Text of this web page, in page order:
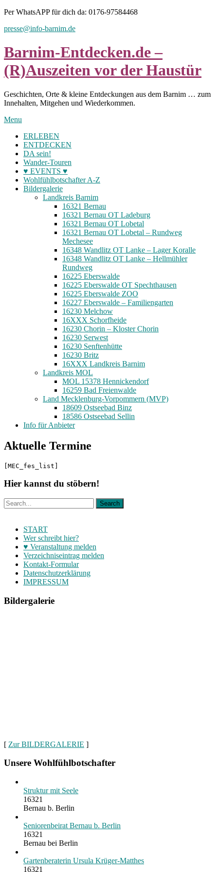
Skip
content
Per WhatsAPP für dich da: 0176-97584468
presse@info-barnim.de
Barnim-Entdecken.de –
(R)Auszeiten vor der Haustür
Geschichten, Orte & kleine Entdeckungen aus dem Barnim … zum
Innehalten, Mitgehen und Wiederkommen.
Menu
ERLEBEN
ENTDECKEN
DA sein!
Wander-Touren
♥ EVENTS ♥
Wohlfühlbotschafter A-Z
Bildergalerie
Landkreis Barnim
16321 Bernau
16321 Bernau OT Ladeburg
16321 Bernau OT Lobetal
16321 Bernau OT Lobetal – Rundweg
Mechesee
16348 Wandlitz OT Lanke – Lager Koralle
16348 Wandlitz OT Lanke – Hellmühler
Rundweg
16225 Eberswalde
16225 Eberswalde OT Spechthausen
16225 Eberswalde ZOO
16227 Eberswalde – Familiengarten
16230 Melchow
16XXX Schorfheide
16230 Chorin – Kloster Chorin
16230 Serwest
16230 Senftenhütte
16230 Britz
16XXX Landkreis Barnim
Landkreis MOL
MOL 15378 Hennickendorf
16259 Bad Freienwalde
Land Mecklenburg-Vorpommern (MVP)
18609 Ostseebad Binz
18586 Ostseebad Sellin
Info für Anbieter
Aktuelle Termine
[MEC_fes_list]
Hier kannst du stöbern!
START
Wer schreibt hier?
♥ Veranstaltung melden
Verzeichniseintrag melden
Kontakt-Formular
Datenschutzerklärung
IMPRESSUM
Bildergalerie
[ Zur BILDERGALERIE ]
Unsere Wohlfühlbotschafter
Struktur mit Seele
16321
Bernau b. Berlin
Seniorenbeirat Bernau b. Berlin
16321
Bernau bei Berlin
Gartenberaterin Ursula Krüger-Matthes
16321